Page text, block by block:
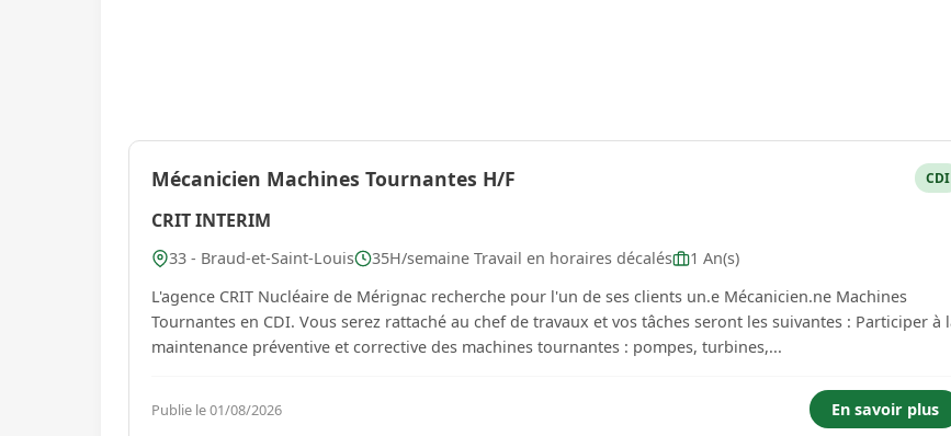
Mécanicien Machines Tournantes H/F CDI
CRIT INTERIM
33 - Braud-et-Saint-Louis 35H/semaine Travail en horaires décalés
1 An(s)
L'agence CRIT Nucléaire de Mérignac recherche pour l'un de ses clients un.e Mécanicien.ne Machines
Tournantes en CDI. Vous serez rattaché au chef de travaux et vos tâches seront les suivantes : Participer à la
maintenance préventive et corrective des machines tournantes : pompes, turbines,...
Publie le 01/08/2026 En savoir plus